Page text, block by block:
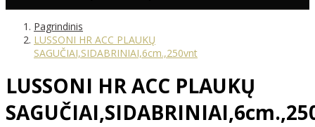
Pagrindinis
LUSSONI HR ACC PLAUKŲ
SAGUČIAI,SIDABRINIAI,6cm.,250vnt
LUSSONI HR ACC PLAUKŲ